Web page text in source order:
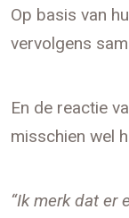
Op basis van
vervolgens
En de reactie
misschien wel
“Ik merk dat er